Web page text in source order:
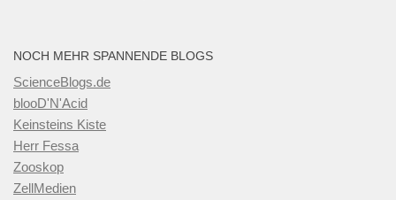
NOCH MEHR SPANNENDE BLOGS
ScienceBlogs.de
blooD'N'Acid
Keinsteins Kiste
Herr Fessa
Zooskop
ZellMedien